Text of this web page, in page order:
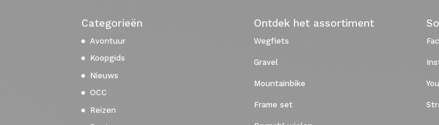
Categorieën
Avontuur
Koopgids
Nieuws
OCC
Reizen
Ontdek het assortiment
Wegfiets
Gravel
Mountainbike
Frame set